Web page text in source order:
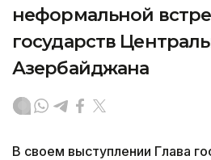
неформальной
государств
Азербайджана
В своем выступлении Глава